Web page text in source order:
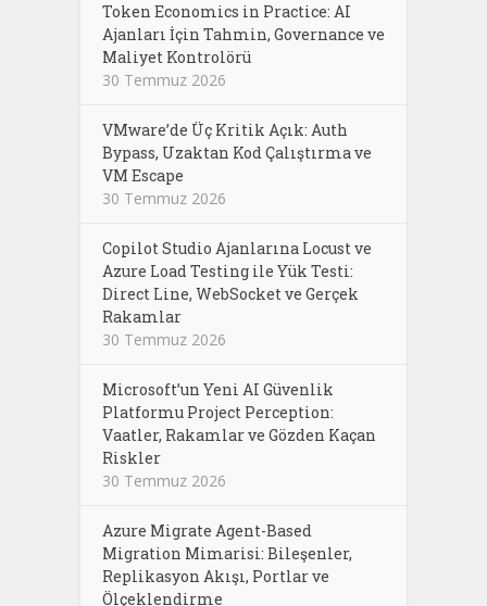
Token Economics in Practice: AI
Ajanları İçin Tahmin, Governance ve
Maliyet Kontrolörü
30 Temmuz 2026
VMware’de Üç Kritik Açık: Auth
Bypass, Uzaktan Kod Çalıştırma ve
VM Escape
30 Temmuz 2026
Copilot Studio Ajanlarına Locust ve
Azure Load Testing ile Yük Testi:
Direct Line, WebSocket ve Gerçek
Rakamlar
30 Temmuz 2026
Microsoft’un Yeni AI Güvenlik
Platformu Project Perception:
Vaatler, Rakamlar ve Gözden Kaçan
Riskler
30 Temmuz 2026
Azure Migrate Agent-Based
Migration Mimarisi: Bileşenler,
Replikasyon Akışı, Portlar ve
Ölçeklendirme